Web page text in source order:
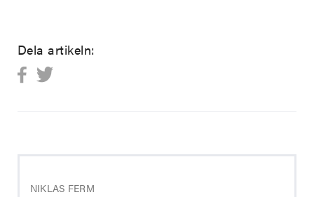
Dela artikeln:
NIKLAS FERM